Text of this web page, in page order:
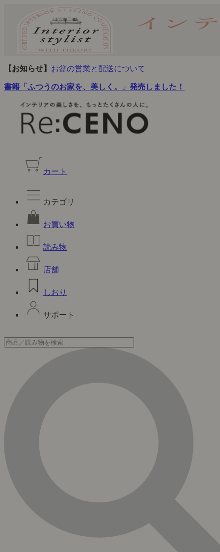
【お知らせ】 お盆の営業と配送について
書籍「ふつうのお家を、美しく。」発売しました！
カート
カテゴリ
お買い物
読み物
店舗
しおり
サポート